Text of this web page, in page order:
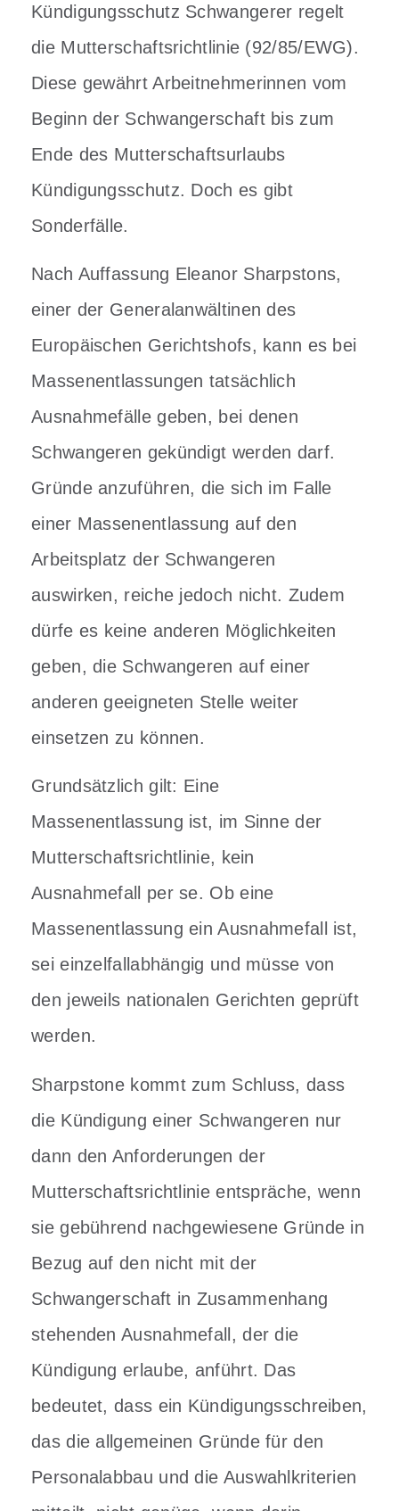
Kündigungsschutz Schwangerer regelt
die Mutterschaftsrichtlinie (92/85/EWG).
Diese gewährt Arbeitnehmerinnen vom
Beginn der Schwangerschaft bis zum
Ende des Mutterschaftsurlaubs
Kündigungsschutz. Doch es gibt
Sonderfälle.
Nach Auffassung Eleanor Sharpstons,
einer der Generalanwältinen des
Europäischen Gerichtshofs, kann es bei
Massenentlassungen tatsächlich
Ausnahmefälle geben, bei denen
Schwangeren gekündigt werden darf.
Gründe anzuführen, die sich im Falle
einer Massenentlassung auf den
Arbeitsplatz der Schwangeren
auswirken, reiche jedoch nicht. Zudem
dürfe es keine anderen Möglichkeiten
geben, die Schwangeren auf einer
anderen geeigneten Stelle weiter
einsetzen zu können.
Grundsätzlich gilt: Eine
Massenentlassung ist, im Sinne der
Mutterschaftsrichtlinie, kein
Ausnahmefall per se. Ob eine
Massenentlassung ein Ausnahmefall ist,
sei einzelfallabhängig und müsse von
den jeweils nationalen Gerichten geprüft
werden.
Sharpstone kommt zum Schluss, dass
die Kündigung einer Schwangeren nur
dann den Anforderungen der
Mutterschaftsrichtlinie entspräche, wenn
sie gebührend nachgewiesene Gründe in
Bezug auf den nicht mit der
Schwangerschaft in Zusammenhang
stehenden Ausnahmefall, der die
Kündigung erlaube, anführt. Das
bedeutet, dass ein Kündigungsschreiben,
das die allgemeinen Gründe für den
Personalabbau und die Auswahlkriterien